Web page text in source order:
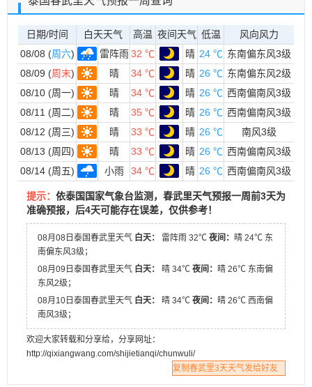
日期/时间 白天天气 高温 夜间天气 低温
风向风力
08/08 (周六) 雷阵雨 32 ℃ 晴 24 ℃ 东南偏东风3级
08/09 (周末) 晴 34 ℃ 晴 26 ℃ 东南偏东风2级
08/10 (周一)
晴 34 ℃ 晴 26 ℃ 西南偏南风3级
08/11 (周二)
晴 35 ℃ 晴 26 ℃ 西南偏南风3级
08/12 (周三)
晴 33 ℃ 晴 26 ℃
南风3级
08/13 (周四)
晴 33 ℃ 晴 26 ℃ 西南偏南风3级
08/14 (周五)
小雨 34 ℃ 晴 26 ℃ 西南偏南风3级
提示： 依泰国国家气象台监测，春武里天气预报一周前3天为
准确预报，后4天可能存在误差，仅供参考！
08月08日泰国春武里天气 白天： 雷阵雨 32℃ 夜间： 晴 24℃ 东
南偏东风3级；
08月09日泰国春武里天气 白天： 晴 34℃ 夜间： 晴 26℃ 东南偏
东风2级；
08月10日泰国春武里天气 白天： 晴 34℃ 夜间： 晴 26℃ 西南偏
南风3级；
欢迎大家转载和分享给，分享网址：
http://qixiangwang.com/shijietianqi/chunwuli/
复制春武里3天天气发给好友